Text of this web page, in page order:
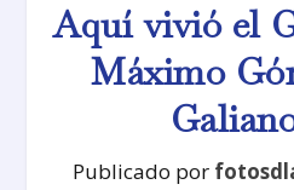
Aquí vivió el
Máximo
Publicado por